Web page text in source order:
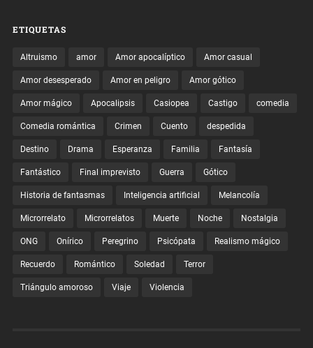
ETIQUETAS
Altruismo amor Amor apocalíptico Amor casual
Amor desesperado Amor en peligro Amor gótico
Amor mágico Apocalipsis Casiopea Castigo comedia
Comedia romántica Crimen Cuento despedida
Destino Drama Esperanza Familia Fantasía
Fantástico Final imprevisto Guerra Gótico
Historia de fantasmas Inteligencia artificial Melancolía
Microrrelato Microrrelatos Muerte Noche Nostalgia
ONG Onírico Peregrino Psicópata Realismo mágico
Recuerdo Romántico Soledad Terror
Triángulo amoroso Viaje Violencia